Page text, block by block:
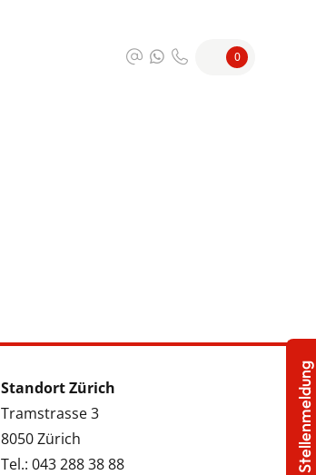
0
Standort Zürich
Tramstrasse 3
8050 Zürich
Tel.: 043 288 38 88
Stellenmeldung